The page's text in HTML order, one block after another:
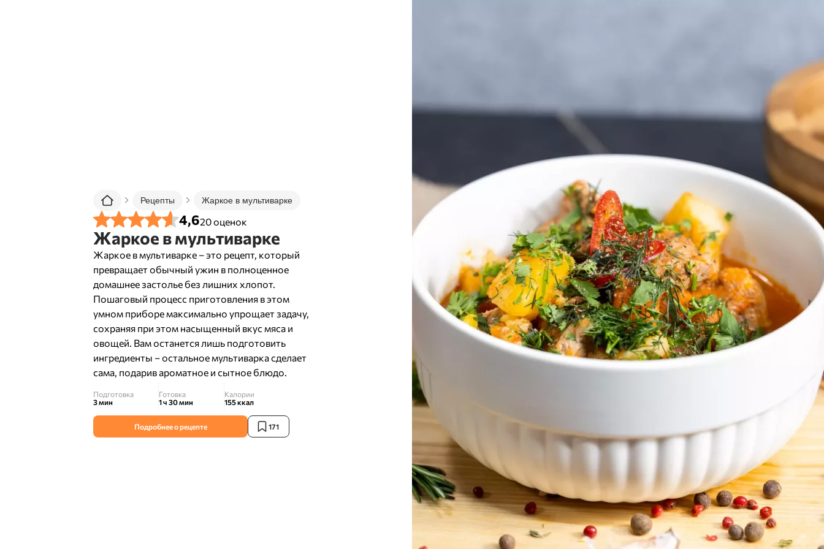
Рецепты Жаркое в мультиварке
4,620оценок
Жаркое в мультиварке
Жаркое в мультиварке – это рецепт, который
превращает обычный ужин в полноценное
домашнее застолье без лишних хлопот.
Пошаговый процесс приготовления в этом
умном приборе максимально упрощает задачу,
сохраняя при этом насыщенный вкус мяса и
овощей. Вам останется лишь подготовить
ингредиенты – остальное мультиварка сделает
сама, подарив ароматное и сытное блюдо.
Подготовка
3 мин
Готовка
1 ч 30 мин
Калории
155ккал
Подробнее о рецепте 171